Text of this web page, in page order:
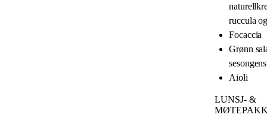
ruccula
Focaccia
Grønn
Aioli
LUNSJ- &